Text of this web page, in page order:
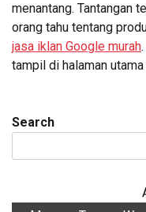
menantang. Tantangan
orang tahu tentang
jasa iklan Google murah
tampil di halaman utama
Search